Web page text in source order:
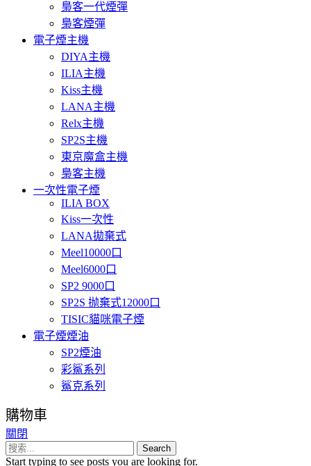
梟客一代煙彈
梟客煙彈
電子煙主機
DIYA主機
ILIA主機
Kiss主機
LANA主機
Relx主機
SP2S主機
東京魔盒主機
梟客主機
一次性電子煙
ILIA BOX
Kiss一次性
LANA拋棄式
Meel10000口
Meel6000口
SP2 9000口
SP2S 抛棄式12000口
TISIC貓咪電子煙
電子煙煙油
SP2煙油
彩鯊系列
鯊克系列
購物車
關閉
Search
Start typing to see posts you are looking for.